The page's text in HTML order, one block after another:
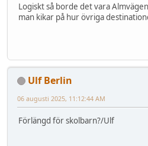
Logiskt så borde det vara
man kikar på hur övriga
Ulf Berlin
06 augusti 2025, 11:12:44 AM
Förlängd för skolbarn?/Ulf